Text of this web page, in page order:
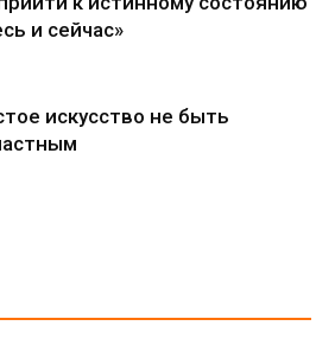
и сейчас»
искусство не быть